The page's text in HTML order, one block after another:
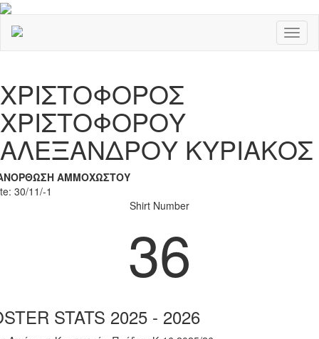
ΧΡΙΣΤΟΦΟΡΟΣ
ΧΡΙΣΤΟΦΟΡΟΥ
ΑΛΕΞΑΝΔΡΟΥ ΚΥΡΙΑΚΟΣ
ΑΜΜΟΧΩΣΤΟΥ
30/11/-1
Shirt Number
36
STATS 2025 - 2026